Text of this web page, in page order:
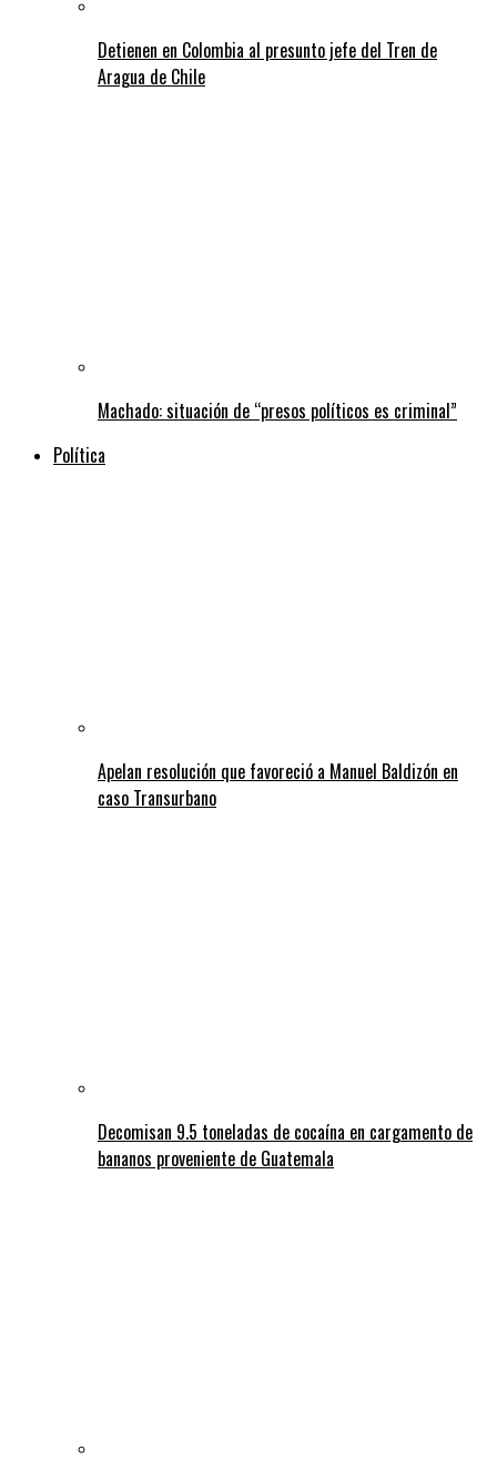
Detienen en Colombia al presunto jefe del Tren de
Aragua de Chile
Machado: situación de “presos políticos es criminal”
Política
Apelan resolución que favoreció a Manuel Baldizón en
caso Transurbano
Decomisan 9.5 toneladas de cocaína en cargamento de
bananos proveniente de Guatemala